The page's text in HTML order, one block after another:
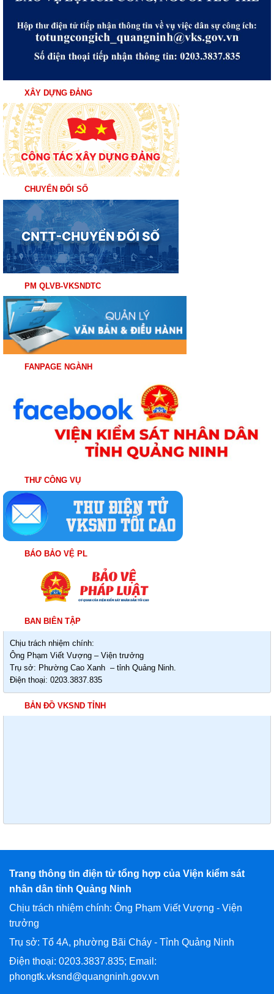
XÂY DỰNG ĐẢNG
CHUYỂN ĐỔI SỐ
PM QLVB-VKSNDTC
FANPAGE NGÀNH
THƯ CÔNG VỤ
BÁO BẢO VỆ PL
BAN BIÊN TẬP
Chịu trách nhiệm chính:
Ông Phạm Viết Vượng – Viện trưởng
Trụ sở: Phường Cao Xanh – tỉnh Quảng Ninh.
Điện thoại: 0203.3837.835
BẢN ĐỒ VKSND TỈNH
Trang thông tin điện tử tổng hợp của Viện kiểm sát
nhân dân tỉnh Quảng Ninh
Chịu trách nhiệm chính: Ông Phạm Viết Vượng - Viện
trưởng
Trụ sở: Tổ 4A, phường Bãi Cháy - Tỉnh Quảng Ninh
Điện thoại: 0203.3837.835; Email:
phongtk.vksnd@quangninh.gov.vn